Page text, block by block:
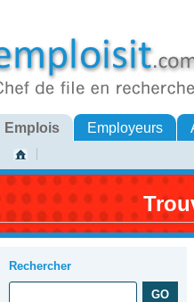
Emplois Employeurs
Rechercher